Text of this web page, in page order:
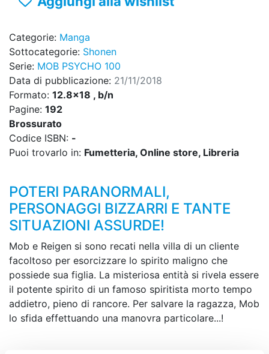
Categorie: Manga
Sottocategorie: Shonen
Serie: MOB PSYCHO 100
Data di pubblicazione: 21/11/2018
Formato: 12.8x18 , b/n
Pagine: 192
Brossurato
Codice ISBN: -
Puoi trovarlo in: Fumetteria, Online store, Libreria
POTERI PARANORMALI,
PERSONAGGI BIZZARRI E TANTE
SITUAZIONI ASSURDE!
Mob e Reigen si sono recati nella villa di un cliente
facoltoso per esorcizzare lo spirito maligno che
possiede sua figlia. La misteriosa entità si rivela essere
il potente spirito di un famoso spiritista morto tempo
addietro, pieno di rancore. Per salvare la ragazza, Mob
lo sfida effettuando una manovra particolare...!